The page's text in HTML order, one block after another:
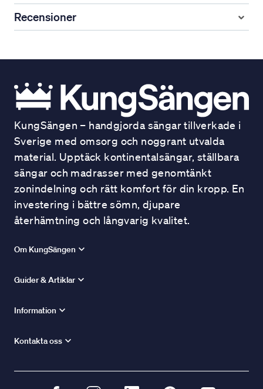
Recensioner
KungSängen – handgjorda sängar tillverkade i
Sverige med omsorg och noggrant utvalda
material. Upptäck kontinentalsängar, ställbara
sängar och madrasser med genomtänkt
zonindelning och rätt komfort för din kropp. En
investering i bättre sömn, djupare
återhämtning och långvarig kvalitet.
Om KungSängen
Guider & Artiklar
Information
Kontakta oss